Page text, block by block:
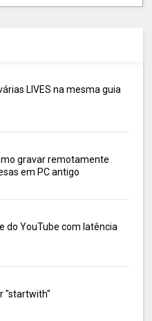
LIVES na mesma guia
gravar remotamente
em PC antigo
do YouTube com latência
"startwith"